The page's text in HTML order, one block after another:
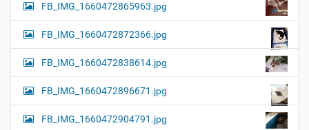
FB_IMG_1660472865963.jpg
FB_IMG_1660472872366.jpg
FB_IMG_1660472838614.jpg
FB_IMG_1660472896671.jpg
FB_IMG_1660472904791.jpg